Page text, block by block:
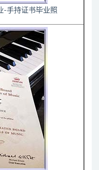
-手持证书毕业照